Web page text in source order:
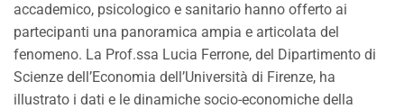
accademico, psicologico e sanitario hanno offerto ai
partecipanti una panoramica ampia e articolata del
fenomeno. La Prof.ssa Lucia Ferrone, del Dipartimento di
Scienze dell’Economia dell’Università di Firenze, ha
illustrato i dati e le dinamiche socio-economiche della